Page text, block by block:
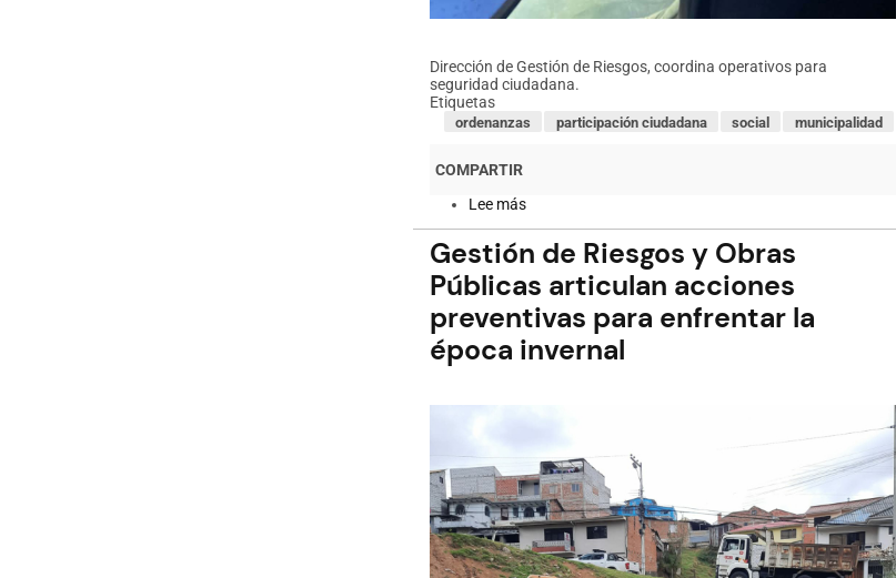
Dirección de Gestión de Riesgos, coordina operativos para
seguridad ciudadana.
Etiquetas
municipalidad
social
participación ciudadana
ordenanzas
Lee más
interinstitucionales
refuerzan
seguridad
Gestión de Riesgos y Obras
Públicas articulan acciones
preventivas para enfrentar la
época invernal